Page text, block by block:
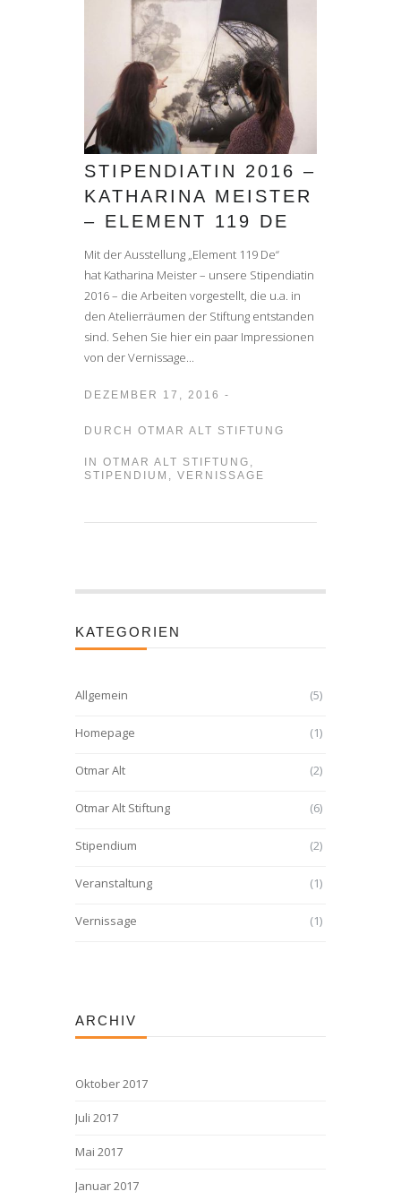
STIPENDIATIN 2016 –
KATHARINA MEISTER
– ELEMENT 119 DE
Mit der Ausstellung „Element 119 De“
hat Katharina Meister – unsere Stipendiatin
2016 – die Arbeiten vorgestellt, die u.a. in
den Atelierräumen der Stiftung entstanden
sind. Sehen Sie hier ein paar Impressionen
von der Vernissage...
DEZEMBER 17, 2016 -
DURCH OTMAR ALT STIFTUNG
IN OTMAR ALT STIFTUNG ,
STIPENDIUM , VERNISSAGE
KATEGORIEN
Allgemein (5)
Homepage (1)
Otmar Alt (2)
Otmar Alt Stiftung (6)
Stipendium (2)
Veranstaltung (1)
Vernissage (1)
ARCHIV
Oktober 2017
Juli 2017
Mai 2017
Januar 2017